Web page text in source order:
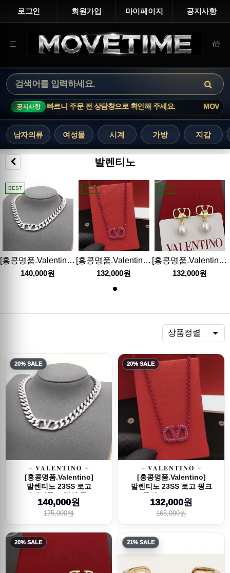
로그인 회원가입 마이페이지 공지사항
공지사항
고 변동이 빠르니 주문 전 상담창으로 확인해 주세요.
남자의류 여성몰 시계 가방 지갑
발렌티노
BEST
[홍콩명품.Valentino] 발렌티노 23SS 로고 다이아몬드 체인 목걸이, ET1490, AGG, 홍콩명품쇼핑몰,인터넷명품,온라인명품사이트,여자명품,해외직구
140,000원
BEST
[홍콩명품.Valentino] 발렌티노 23SS 로고 핑크 목걸이, ET1489, AGG, 홍콩명품쇼핑몰,인터넷명품,온라인명품사이트,여자명품,해외직구
132,000원
BEST
[홍콩명품.Valentino] 발렌티노 23SS 로고 진주 귀걸이 이어링, ET1239, SL, 홍콩명품쇼핑몰,무브타임,악세사리,잡화,생활용품
132,000원
상품정렬
20% SALE
VALENTINO
[홍콩명품.Valentino]
발렌티노 23SS 로고
다이아몬드 체인 목...
140,000원
175,000원
20% SALE
VALENTINO
[홍콩명품.Valentino]
발렌티노 23SS 로고 핑크
목걸이, ET1489...
132,000원
165,000원
20% SALE 21% SALE